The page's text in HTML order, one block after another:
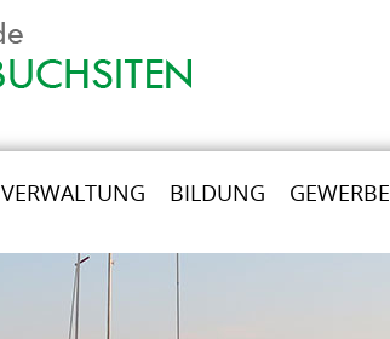
VERWALTUNG BILDUNG GEWERBE